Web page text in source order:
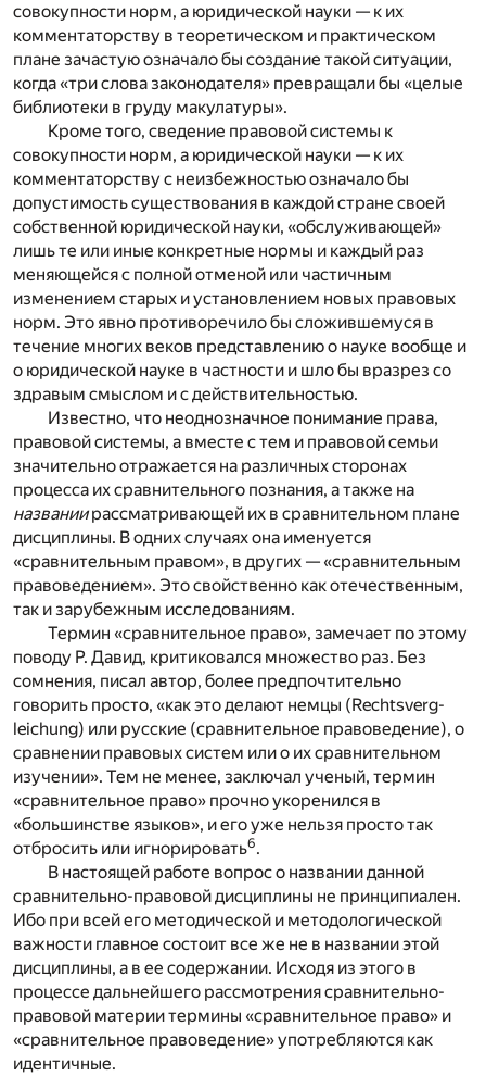
совокупности норм, а юридической науки — к их
комментаторству в теоретическом и практическом
плане зачастую означало бы создание такой ситуации,
когда «три слова законодателя» превращали бы «целые
библиотеки в груду макулатуры».
Кроме того, сведение правовой системы к
совокупности норм, а юридической науки — к их
комментаторству с неизбежностью означало бы
допустимость существования в каждой стране своей
собственной юридической науки, «обслуживающей»
лишь те или иные конкретные нормы и каждый раз
меняющейся с полной отменой или частичным
изменением старых и установлением новых правовых
норм. Это явно противоречило бы сложившемуся в
течение многих веков представлению о науке вообще и
о юридической науке в частности и шло бы вразрез со
здравым смыслом и с действительностью.
Известно, что неоднозначное понимание права,
правовой системы, а вместе с тем и правовой семьи
значительно отражается на различных сторонах
процесса их сравнительного познания, а также на
названиирассматривающей их в сравнительном плане
дисциплины. В одних случаях она именуется
«сравнительным правом», в других — «сравнительным
правоведением». Это свойственно как отечественным,
так и зарубежным исследованиям.
Термин «сравнительное право», замечает по этому
поводу Р. Давид, критиковался множество раз. Без
сомнения, писал автор, более предпочтительно
говорить просто, «как это делают немцы (Rechtsverg-
leichung) или русские (сравнительное правоведение), о
сравнении правовых систем или о их сравнительном
изучении». Тем не менее, заключал ученый, термин
«сравнительное право» прочно укоренился в
«большинстве языков», и его уже нельзя просто так
отбросить или игнорировать6.
В настоящей работе вопрос о названии данной
сравнительно-правовой дисциплины не принципиален.
Ибо при всей его методической и методологической
важности главное состоит все же не в названии этой
дисциплины, а в ее содержании. Исходя из этого в
процессе дальнейшего рассмотрения сравнительно-
правовой материи термины «сравнительное право» и
«сравнительное правоведение» употребляются как
идентичные.